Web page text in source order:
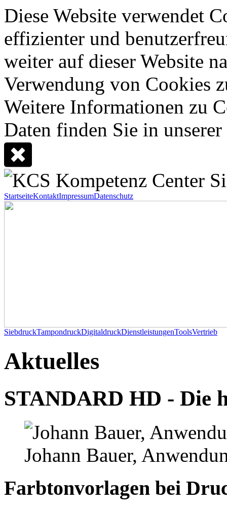
Diese Website verwendet
effizienter und
weiter auf dieser Website
Verwendung von Cookies
Weitere Informationen zu
Daten finden Sie in unserer
StartseiteKontaktImpressumDatenschutz
SiebdruckTampondruckDigitaldruckDienstleistungenToolsVertrieb
Aktuelles
STANDARD HD - Die
Johann Bauer,
Farbtonvorlagen bei